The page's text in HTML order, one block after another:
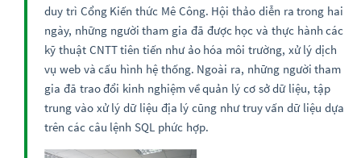
duy trì Cổng Kiến thức Mê Công. Hội thảo diễn ra trong hai
ngày, những người tham gia đã được học và thực hành các
kỹ thuật CNTT tiên tiến như ảo hóa môi trường, xử lý dịch
vụ web và cấu hình hệ thống. Ngoài ra, những người tham
gia đã trao đổi kinh nghiệm về quản lý cơ sở dữ liệu, tập
trung vào xử lý dữ liệu địa lý cũng như truy vấn dữ liệu dựa
trên các câu lệnh SQL phức hợp.